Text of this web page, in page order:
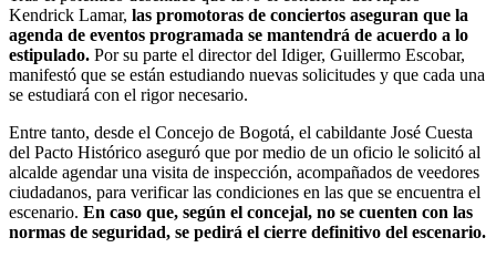
Kendrick Lamar, las promotoras de conciertos aseguran que la
agenda de eventos programada se mantendrá de acuerdo a lo
estipulado. Por su parte el director del Idiger, Guillermo Escobar,
manifestó que se están estudiando nuevas solicitudes y que cada una
se estudiará con el rigor necesario.
Entre tanto, desde el Concejo de Bogotá, el cabildante José Cuesta
del Pacto Histórico aseguró que por medio de un oficio le solicitó al
alcalde agendar una visita de inspección, acompañados de veedores
ciudadanos, para verificar las condiciones en las que se encuentra el
escenario. En caso que, según el concejal, no se cuenten con las
normas de seguridad, se pedirá el cierre definitivo del escenario.